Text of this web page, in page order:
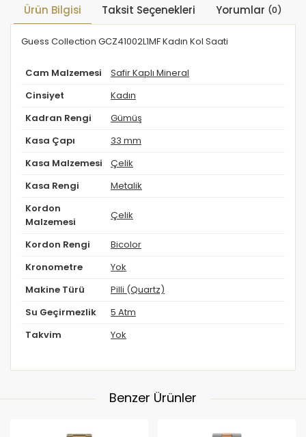
Ürün Bilgisi Taksit Seçenekleri Yorumlar (0)
Guess Collection GCZ41002L1MF Kadın Kol Saati
Cam Malzemesi Safir Kaplı Mineral
Cinsiyet Kadın
Kadran Rengi Gümüş
Kasa Çapı 33 mm
Kasa Malzemesi Çelik
Kasa Rengi Metalik
Kordon
Malzemesi
Çelik
Kordon Rengi Bicolor
Kronometre Yok
Makine Türü Pilli (Quartz)
Su Geçirmezlik 5 Atm
Takvim Yok
Benzer Ürünler